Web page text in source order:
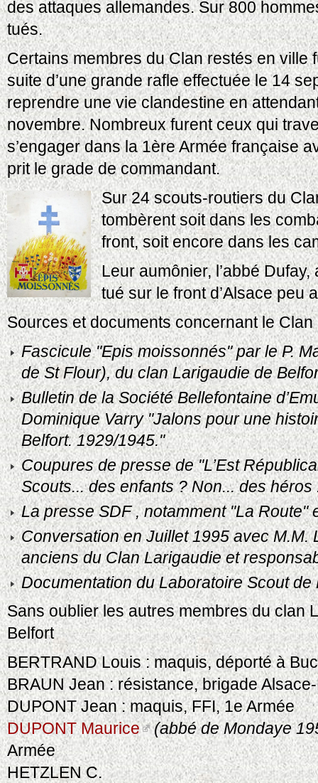
des attaques allemandes. Sur 800
tués.
Certains membres du Clan restés en ville
suite d’une grande rafle effectuée le 14
reprendre une vie clandestine en
novembre. Nombreux furent ceux qui
s’engager dans la 1ère Armée française
prit le grade de commandant.
Sur 24 scouts-routiers du
tombèrent soit dans les
front, soit encore dans les
Leur aumônier, l’abbé
tué sur le front d’Alsace peu
Sources et documents concernant le Clan
Fascicule "Epis moissonnés" par le P.
de St Flour), du clan Larigaudie de
Bulletin de la Société Bellefontaine
Dominique Varry "Jalons pour une
Belfort. 1929/1945."
Coupures de presse de "L’Est
Scouts... des enfants ? Non... des héros
La presse SDF , notamment "La Route"
Conversation en Juillet 1995 avec M.M.
anciens du Clan Larigaudie et
Documentation du Laboratoire Scout de
Sans oublier les autres membres du clan
Belfort
BERTRAND Louis : maquis, déporté à
BRAUN Jean : résistance, brigade
DUPONT Jean : maquis, FFI, 1e Armée
DUPONT Maurice
(abbé de Mondaye
Armée
HETZLEN C.